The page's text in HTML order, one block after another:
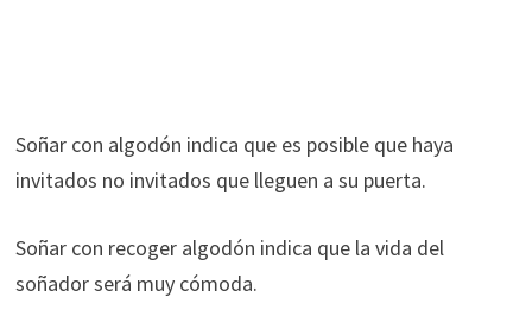
Soñar con algodón indica que es posible que haya
invitados no invitados que lleguen a su puerta.
Soñar con recoger algodón indica que la vida del
soñador será muy cómoda.